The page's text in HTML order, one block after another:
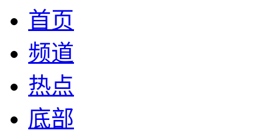
首页
频道
热点
底部